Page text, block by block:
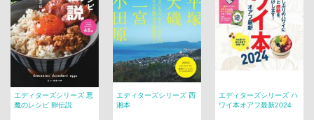
エディターズシリーズ 悪
魔のレシピ 卵伝説
エディターズシリーズ 西
湘本
エディターズシリーズ ハ
ワイ本オアフ最新2024